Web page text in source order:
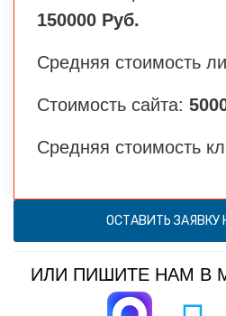
150000 Руб.
Средняя стоимость
Стоимость сайта:
Средняя стоимость
ОСТАВИТЬ ЗАЯВКУ
ИЛИ ПИШИТЕ НАМ В